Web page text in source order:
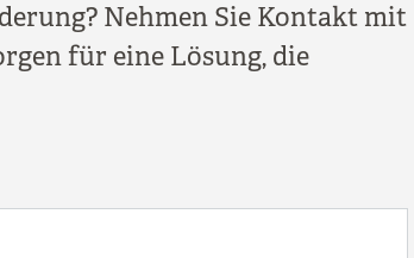
Nehmen Sie Kontakt mit
für eine Lösung, die